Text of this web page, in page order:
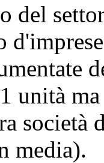
del
unità
società
media).